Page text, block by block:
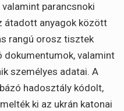
parancsnoki
átadott anyagok között
rangú orosz tisztek
valamint
személyes adatai. A
hadosztály kódolt,
ki az ukrán katonai